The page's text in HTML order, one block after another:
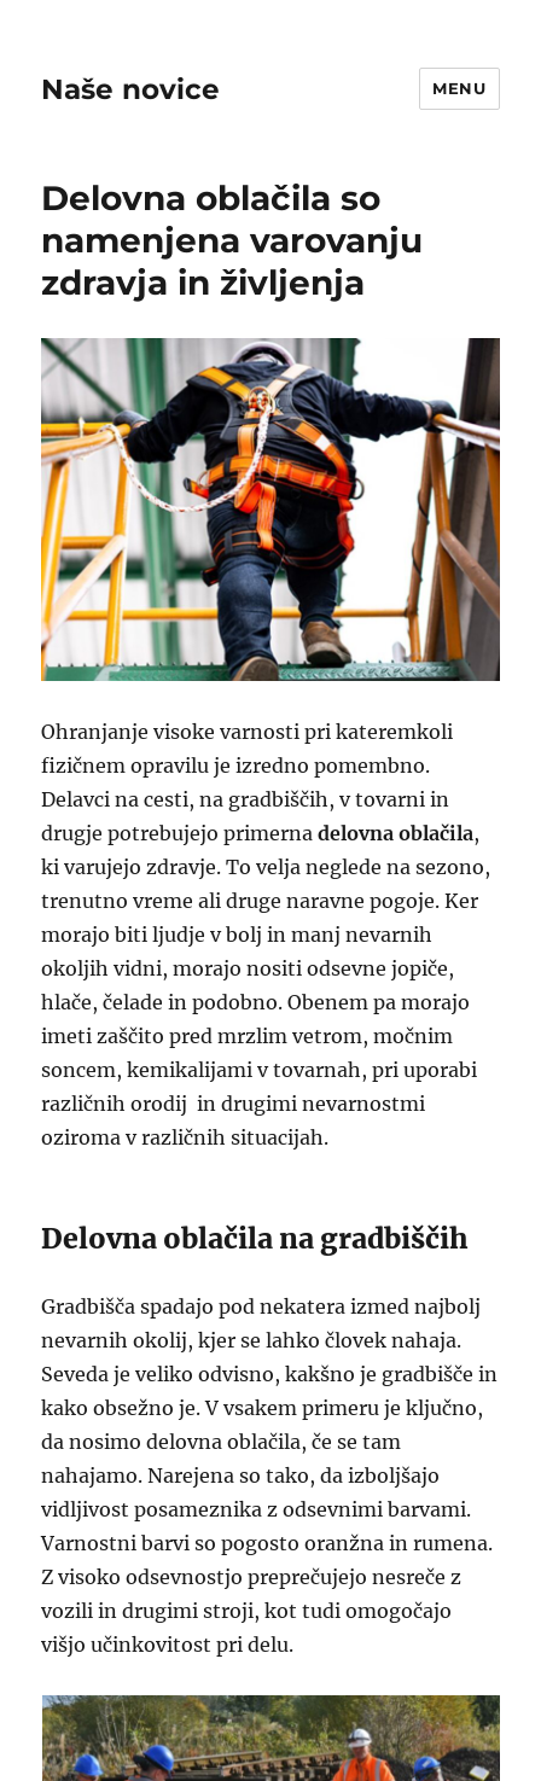
Naše novice MENU
Delovna oblačila so
namenjena varovanju
zdravja in življenja
Ohranjanje visoke varnosti pri kateremkoli
fizičnem opravilu je izredno pomembno.
Delavci na cesti, na gradbiščih, v tovarni in
drugje potrebujejo primernadelovna oblačila,
ki varujejo zdravje. To velja neglede na sezono,
trenutno vreme ali druge naravne pogoje. Ker
morajo biti ljudje v bolj in manj nevarnih
okoljih vidni, morajo nositi odsevne jopiče,
hlače, čelade in podobno. Obenem pa morajo
imeti zaščito pred mrzlim vetrom, močnim
soncem, kemikalijami v tovarnah, pri uporabi
različnih orodij in drugimi nevarnostmi
oziroma v različnih situacijah.
Delovna oblačila na gradbiščih
Gradbišča spadajo pod nekatera izmed najbolj
nevarnih okolij, kjer se lahko človek nahaja.
Seveda je veliko odvisno, kakšno je gradbišče in
kako obsežno je. V vsakem primeru je ključno,
da nosimo delovna oblačila, če se tam
nahajamo. Narejena so tako, da izboljšajo
vidljivost posameznika z odsevnimi barvami.
Varnostni barvi so pogosto oranžna in rumena.
Z visoko odsevnostjo preprečujejo nesreče z
vozili in drugimi stroji, kot tudi omogočajo
višjo učinkovitost pri delu.